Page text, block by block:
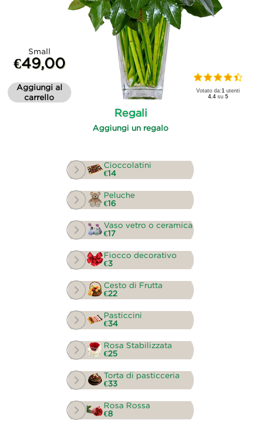
Small
€49,00
Aggiungi al
carrello
Votato da:1 utenti
4.4 su5
Regali
Aggiungi un regalo
Cioccolatini
€14
Peluche
€16
Vaso vetro o ceramica
€17
Fiocco decorativo
€3
Cesto di Frutta
€22
Pasticcini
€34
Rosa Stabilizzata
€25
Torta di pasticceria
€33
Rosa Rossa
€8